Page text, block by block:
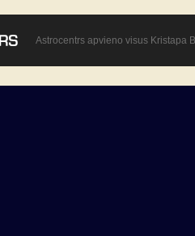
Astrocentrs apvieno visus Kristapa